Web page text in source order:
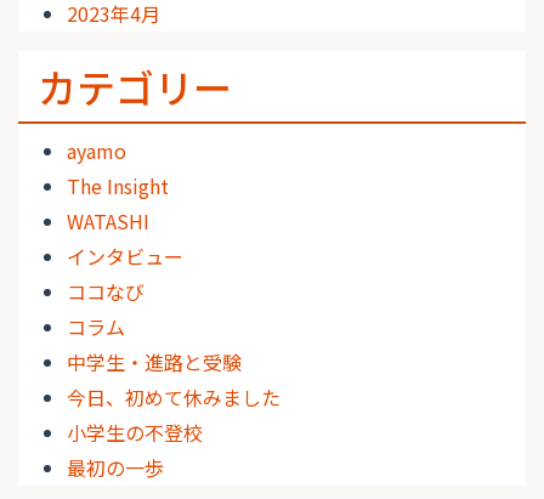
2023年4月
カテゴリー
ayamo
The Insight
WATASHI
インタビュー
ココなび
コラム
中学生・進路と受験
今日、初めて休みました
小学生の不登校
最初の一歩